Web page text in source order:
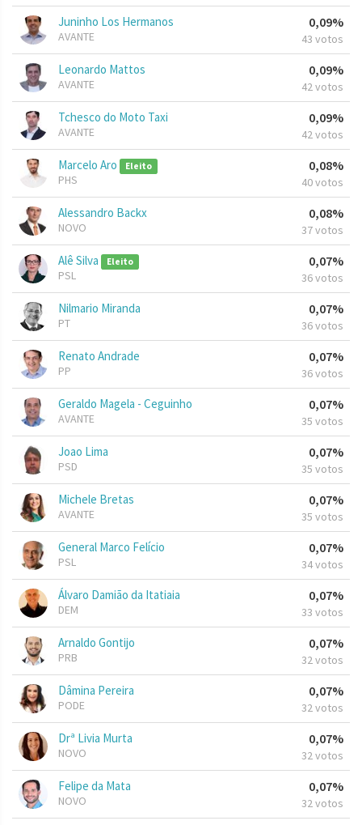
Juninho Los Hermanos
AVANTE
0,09%
43 votos
Leonardo Mattos
AVANTE
0,09%
42 votos
Tchesco do Moto Taxi
AVANTE
0,09%
42 votos
Marcelo Aro Eleito
PHS
0,08%
40 votos
Alessandro Backx
NOVO
0,08%
37 votos
Alê Silva Eleito
PSL
0,07%
36 votos
Nilmario Miranda
PT
0,07%
36 votos
Renato Andrade
PP
0,07%
36 votos
Geraldo Magela - Ceguinho
AVANTE
0,07%
35 votos
Joao Lima
PSD
0,07%
35 votos
Michele Bretas
AVANTE
0,07%
35 votos
General Marco Felício
PSL
0,07%
34 votos
Álvaro Damião da Itatiaia
DEM
0,07%
33 votos
Arnaldo Gontijo
PRB
0,07%
32 votos
Dâmina Pereira
PODE
0,07%
32 votos
Drª Livia Murta
NOVO
0,07%
32 votos
Felipe da Mata
NOVO
0,07%
32 votos